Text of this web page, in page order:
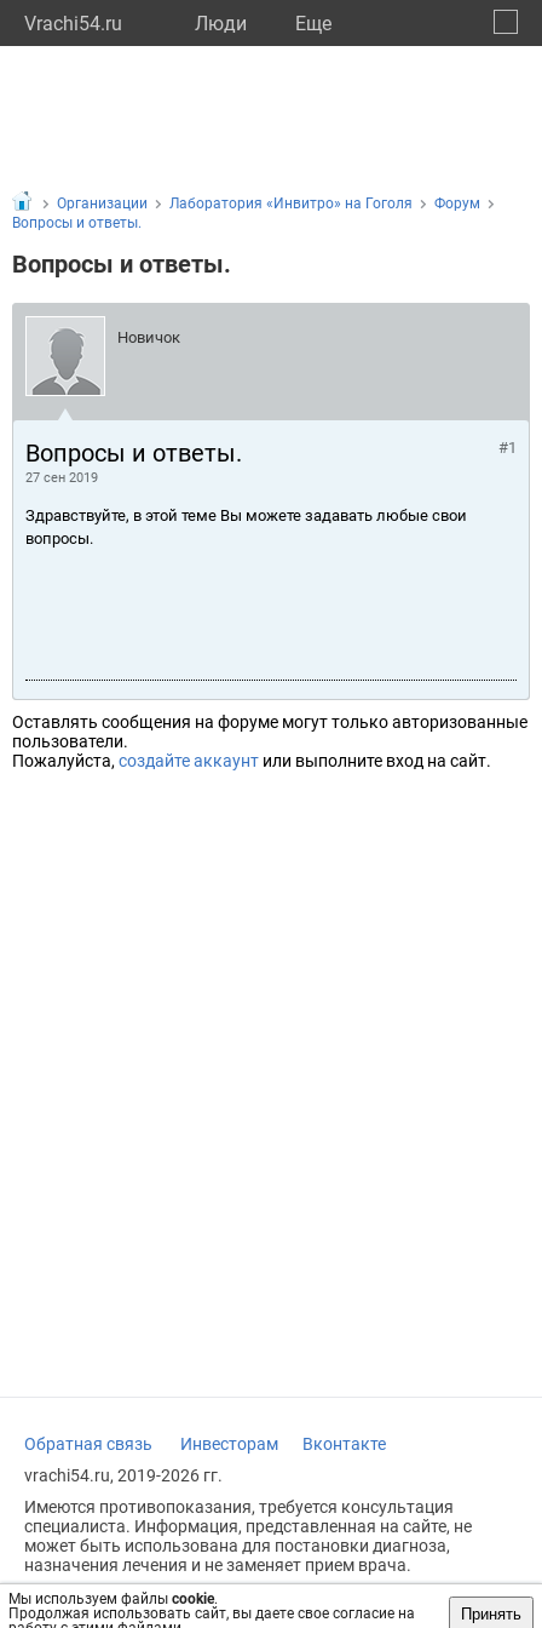
Vrachi54.ru Люди Eще
Мы используем файлы cookie.
Продолжая использовать сайт, вы даете свое согласие на
Принять
Организации Лаборатория «Инвитро» на Гоголя
Форум
Вопросы и ответы.
Вопросы и ответы.
Новичок
Вопросы и ответы.
27 сен 2019
#1
Здравствуйте, в этой теме Вы можете задавать любые свои
вопросы.
Оставлять сообщения на форуме могут только авторизованные
пользователи.
Пожалуйста, создайте аккаунт или выполните вход на сайт.
Обратная связь Инвесторам
Вконтакте
vrachi54.ru, 2019-2026 гг.
Имеются противопоказания, требуется консультация
специалиста. Информация, представленная на сайте, не
может быть использована для постановки диагноза,
назначения лечения и не заменяет прием врача.
Возрастное ограничение: 18+